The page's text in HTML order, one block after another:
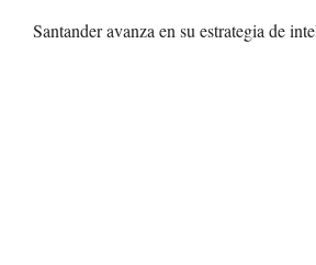
Santander avanza en su estrategia de